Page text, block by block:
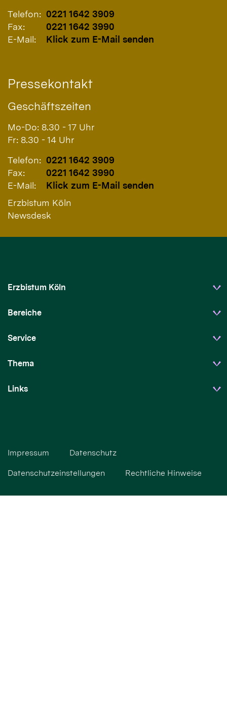
Telefon: 0221 1642 3909
Fax:
0221 1642 3990
E-Mail:
Klick zum E-Mail senden
Pressekontakt
Geschäftszeiten
Mo-Do: 8.30 - 17 Uhr
Fr: 8.30 - 14 Uhr
Telefon: 0221 1642 3909
Fax:
0221 1642 3990
E-Mail:
Klick zum E-Mail senden
Erzbistum Köln
Newsdesk
Erzbistum Köln
Bereiche
Service
Thema
Links
Impressum Datenschutz
Datenschutzeinstellungen Rechtliche Hinweise